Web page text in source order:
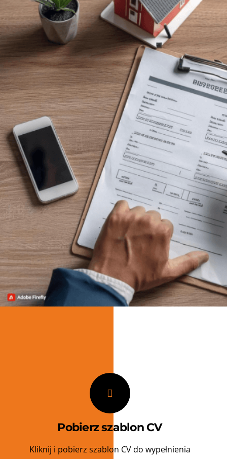
Pobierz szablon CV
Kliknij i pobierz szablon CV do wypełnienia